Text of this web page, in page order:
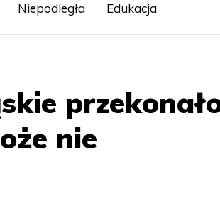
Niepodległa Edukacja
nie